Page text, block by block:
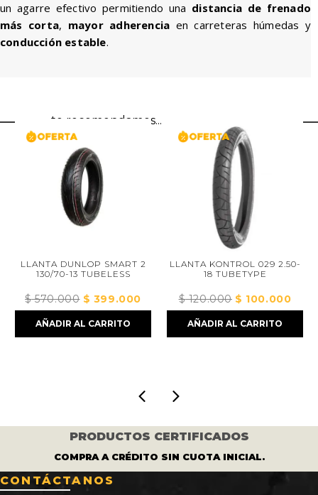
un agarre efectivo permitiendo una distancia de frenado
más corta, mayor adherencia en carreteras húmedas y
conducción estable.
te recomendamos...
DUNLOP SMART 2
130/70-13 TUBELESS
El
precio
original
$399.000El
precio
actual
AÑADIR AL CARRITO
LLANTA KONTROL 029 2.50-
18 TUBETYPE
120.000El
precio
original
$100.000El
precio
actual
AÑADIR AL CARRITO
PRODUCTOS CERTIFICADOS
COMPRA A CRÉDITO SIN CUOTA INICIAL.
CONTÁCTANOS